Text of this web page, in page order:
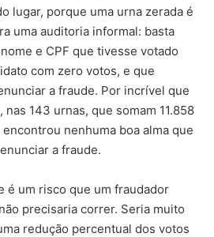
lugar, porque uma urna zerada é
uma auditoria informal: basta
e CPF que tivesse votado
com zero votos, e que
a fraude. Por incrível que
143 urnas, que somam 11.858
nenhuma boa alma que
a fraude.
é um risco que um fraudador
precisaria correr. Seria muito
redução percentual dos votos